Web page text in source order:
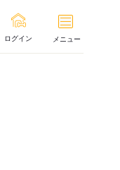
ログイン メニュー